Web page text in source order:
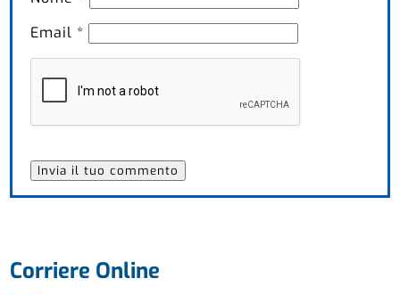
Email *
Corriere Online